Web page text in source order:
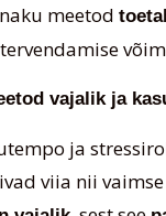
meetod
vajalik ja
ja
viia nii